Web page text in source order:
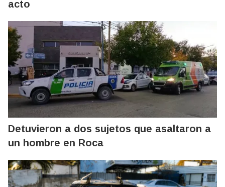
acto
Detuvieron a dos sujetos que asaltaron a
un hombre en Roca